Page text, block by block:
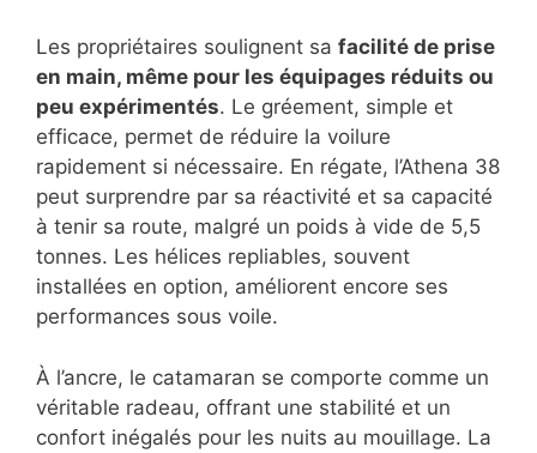
Les propriétaires soulignent sa facilité de prise
en main, même pour les équipages réduits ou
peu expérimentés. Le gréement, simple et
efficace, permet de réduire la voilure
rapidement si nécessaire. En régate, l’Athena 38
peut surprendre par sa réactivité et sa capacité
à tenir sa route, malgré un poids à vide de 5,5
tonnes. Les hélices repliables, souvent
installées en option, améliorent encore ses
performances sous voile.
À l’ancre, le catamaran se comporte comme un
véritable radeau, offrant une stabilité et un
confort inégalés pour les nuits au mouillage. La